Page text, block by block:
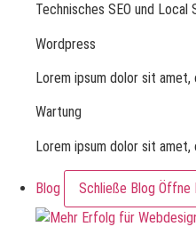
Technisches SEO und Local
Wordpress
Lorem ipsum dolor sit
Wartung
Lorem ipsum dolor sit
Blog Schließe Blog Öffne